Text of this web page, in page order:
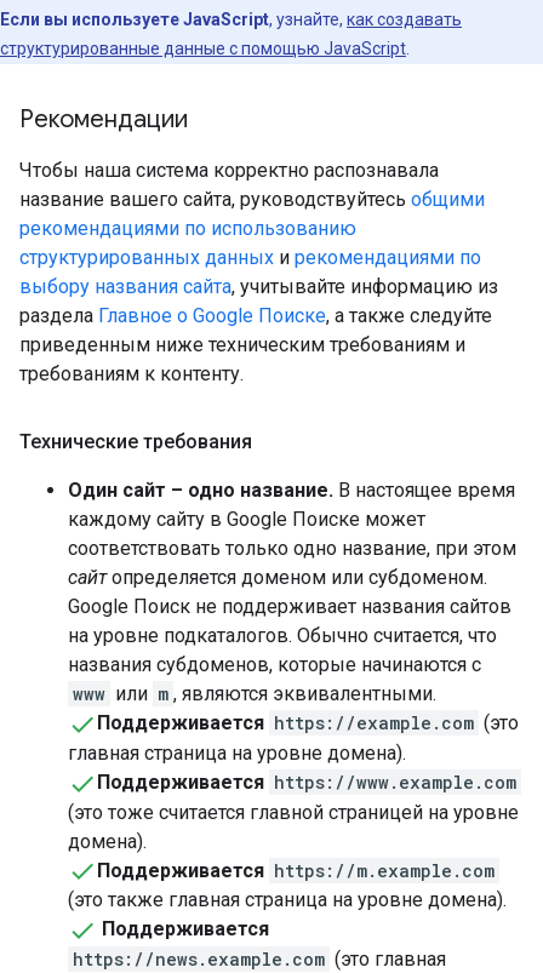
Если вы используете JavaScript, узнайте, как создавать
структурированные данные с помощью JavaScript
Рекомендации
Чтобы наша система корректно распознавала
название вашего сайта, руководствуйтесь общими
рекомендациями по использованию
структурированных данных и рекомендациями по
выбору названия сайта, учитывайте информацию из
раздела Главное о Google Поиске, а также следуйте
приведенным ниже техническим требованиям и
требованиям к контенту.
Технические требования
Один сайт – одно название. В настоящее время
каждому сайту в Google Поиске может
соответствовать только одно название, при этом
сайтопределяется доменом или субдоменом.
Google Поиск не поддерживает названия сайтов
на уровне подкаталогов. Обычно считается, что
названия субдоменов, которые начинаются с
www или m , являются эквивалентными.
Поддерживается https://example.com (это
главная страница на уровне домена).
Поддерживается https://www.example.com
(это тоже считается главной страницей на уровне
домена).
Поддерживается https://m.example.com
(это также главная страница на уровне домена).
Поддерживается
https://news.example.com (это главная